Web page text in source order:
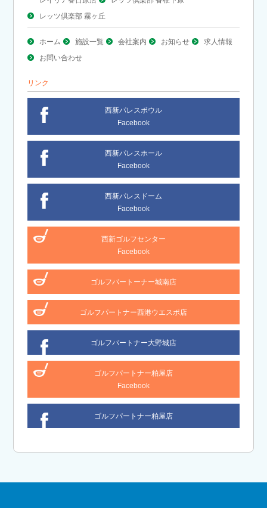
レッツ倶楽部 霧ヶ丘
ホーム 施設一覧 会社案内 お知らせ
求人情報
お問い合わせ
リンク
西新パレスボウル
Facebook
西新パレスホール
Facebook
西新パレスドーム
Facebook
西新ゴルフセンター
Facebook
ゴルフパートーナー城南店
ゴルフパートナー西港ウエスポ店
ゴルフパートナー大野城店
ゴルフパートナー粕屋店
Facebook
ゴルフパートナー粕屋店